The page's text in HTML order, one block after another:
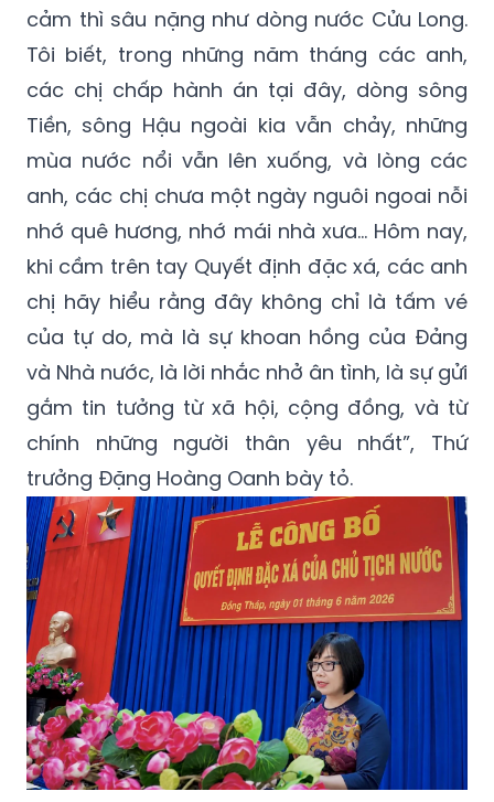
cảm thì sâu nặng như dòng nước Cửu Long.
Tôi biết, trong những năm tháng các anh,
các chị chấp hành án tại đây, dòng sông
Tiền, sông Hậu ngoài kia vẫn chảy, những
mùa nước nổi vẫn lên xuống, và lòng các
anh, các chị chưa một ngày nguôi ngoai nỗi
nhớ quê hương, nhớ mái nhà xưa… Hôm nay,
khi cầm trên tay Quyết định đặc xá, các anh
chị hãy hiểu rằng đây không chỉ là tấm vé
của tự do, mà là sự khoan hồng của Đảng
và Nhà nước, là lời nhắc nhở ân tình, là sự gửi
gắm tin tưởng từ xã hội, cộng đồng, và từ
chính những người thân yêu nhất”, Thứ
trưởng Đặng Hoàng Oanh bày tỏ.